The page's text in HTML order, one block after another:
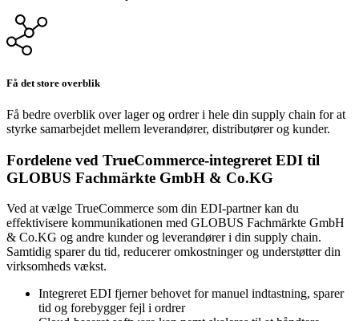
Få det store overblik
Få bedre overblik over lager og ordrer i hele din supply chain for at
styrke samarbejdet mellem leverandører, distributører og kunder.
Fordelene ved TrueCommerce-integreret EDI til
GLOBUS Fachmärkte GmbH & Co.KG
Ved at vælge TrueCommerce som din EDI-partner kan du
effektivisere kommunikationen med GLOBUS Fachmärkte GmbH
& Co.KG og andre kunder og leverandører i din supply chain.
Samtidig sparer du tid, reducerer omkostninger og understøtter din
virksomheds vækst.
Integreret EDI fjerner behovet for manuel indtastning, sparer
tid og forebygger fejl i ordrer